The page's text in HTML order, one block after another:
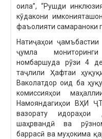
оила”, “Рушди
кӯдакони
фаъолияти самараноки
Натиҷаҳои
ҷумла
номбаршуда рӯзи 4
таҷлили Ҳафтаи
Ваколатдор оид ба
комиссияҳои
Намояндагиҳои ВҲИ
вазорату идораҳои
шаҳрвандӣ ва
баррасӣ ва муҳокима